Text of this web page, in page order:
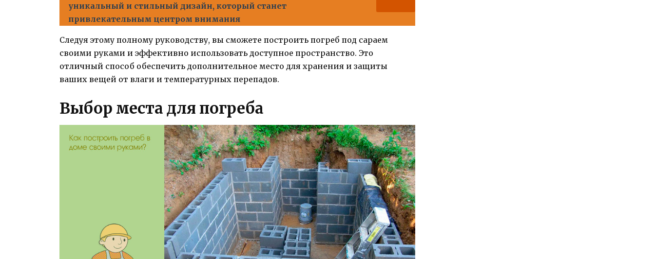
уникальный и стильный дизайн, который станет
привлекательным центром внимания
Следуя этому полному руководству, вы сможете построить погреб под сараем
своими руками и эффективно использовать доступное пространство. Это
отличный способ обеспечить дополнительное место для хранения и защиты
ваших вещей от влаги и температурных перепадов.
Выбор места для погреба